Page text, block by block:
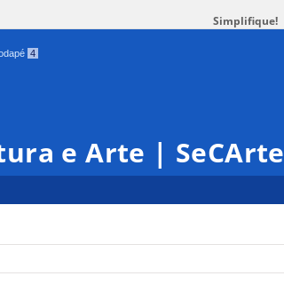
Simplifique!
4
e Arte | SeCArte